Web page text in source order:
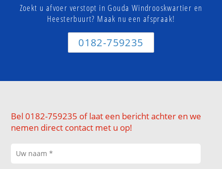
Zoekt u afvoer verstopt in Gouda Windrooskwartier en
Heesterbuurt? Maak nu een afspraak!
0182-759235
Bel 0182-759235 of laat een bericht achter en we
nemen direct contact met u op!